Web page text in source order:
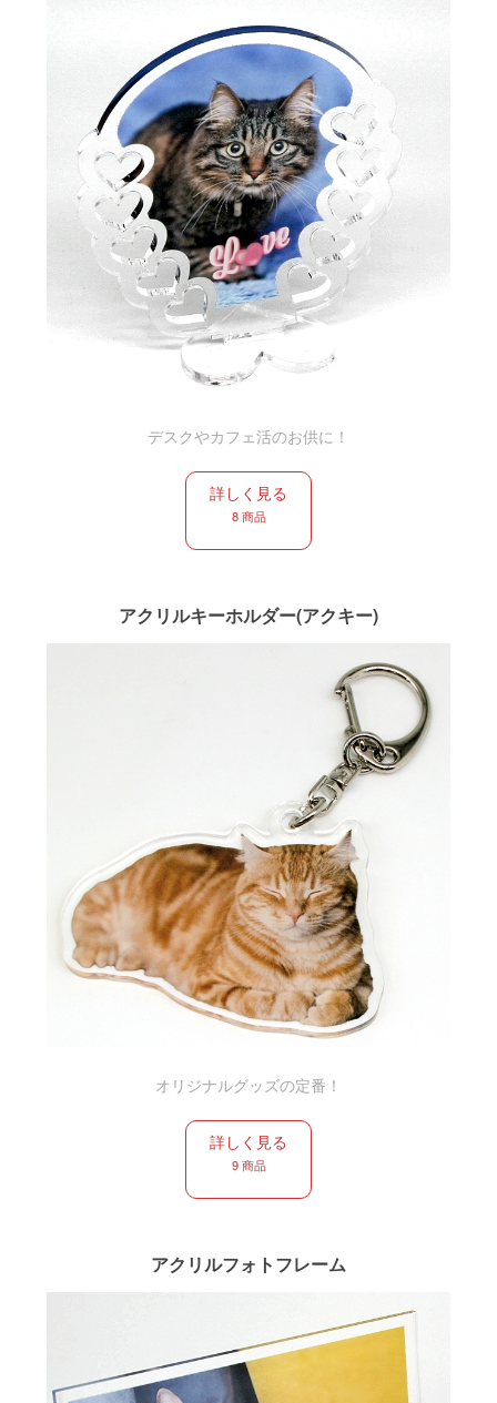
デスクやカフェ活のお供に！
詳しく見る
8 商品
アクリルキーホルダー(アクキー)
オリジナルグッズの定番！
詳しく見る
9 商品
アクリルフォトフレーム